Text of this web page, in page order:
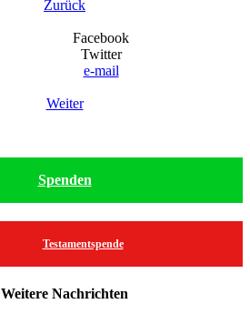
Zurück
Facebook
Twitter
e-mail
Weiter
Spenden
Testamentspende
Weitere Nachrichten